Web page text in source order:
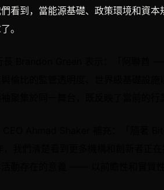
看到，當能源基礎、政策環境和資
。